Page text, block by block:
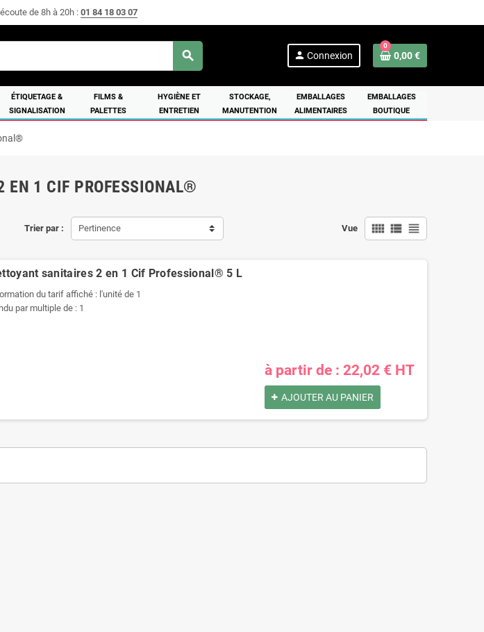
de 8h à 20h :01 84 18 03 07
search person Connexion
0
0,00 €
ÉTIQUETAGE &
SIGNALISATION
FILMS &
PALETTES
HYGIÈNE ET
ENTRETIEN
STOCKAGE,
MANUTENTION
EMBALLAGES
ALIMENTAIRES
EMBALLAGES
BOUTIQUE
EN 1 CIF PROFESSIONAL®
Trier par : Pertinence Vue view_comfy view_list view_headline
sanitaires 2 en 1 Cif Professional® 5 L
du tarif affiché : l'unité de 1
par multiple de : 1
à partir de : 22,02 € HT
AJOUTER AU PANIER